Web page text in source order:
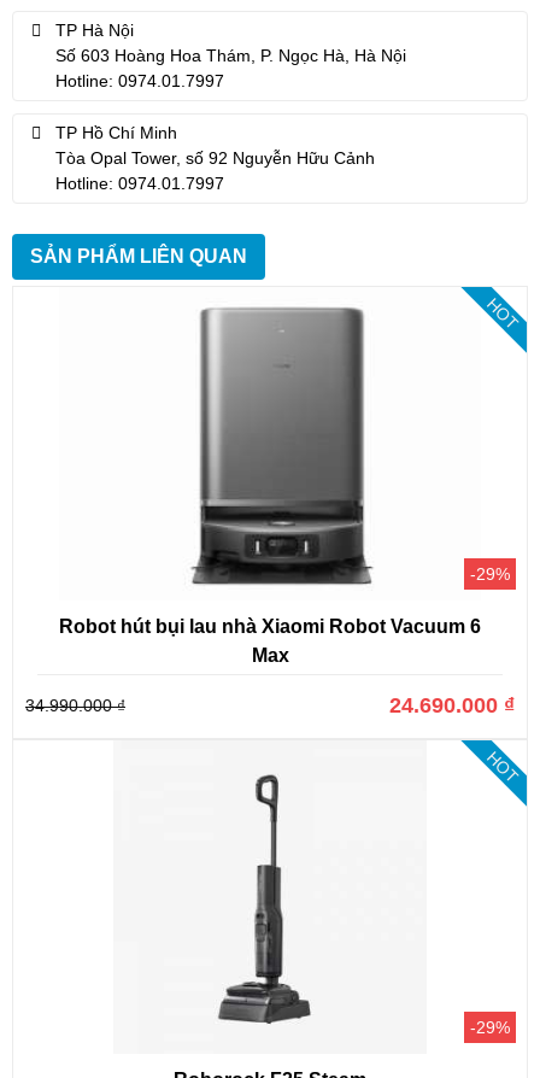
TP Hà Nội
Số 603 Hoàng Hoa Thám, P. Ngọc Hà, Hà Nội
Hotline: 0974.01.7997
TP Hồ Chí Minh
Tòa Opal Tower, số 92 Nguyễn Hữu Cảnh
Hotline: 0974.01.7997
SẢN PHẨM LIÊN QUAN
HOT
-29%
Robot hút bụi lau nhà Xiaomi Robot Vacuum 6
Max
34.990.000 ₫ 24.690.000 ₫
HOT
-29%